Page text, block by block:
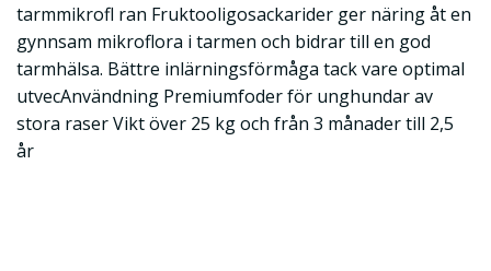
tarmmikrofl ran Fruktooligosackarider ger näring åt en
gynnsam mikroflora i tarmen och bidrar till en god
tarmhälsa. Bättre inlärningsförmåga tack vare optimal
utvecAnvändning Premiumfoder för unghundar av
stora raser Vikt över 25 kg och från 3 månader till 2,5
år